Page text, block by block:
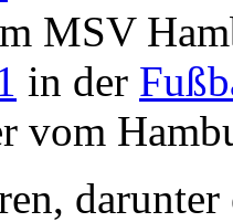
MSV
in der
vom